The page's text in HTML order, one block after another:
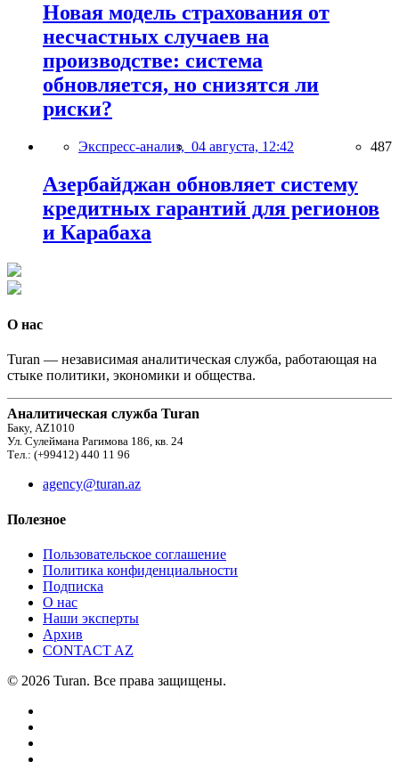
Новая модель страхования от
несчастных случаев на
производстве: система
обновляется, но снизятся ли
риски?
Экспресс-анализ, 04 августа, 12:42 487
Азербайджан обновляет систему
кредитных гарантий для регионов
и Карабаха
О нас
Turan — независимая аналитическая служба, работающая на
стыке политики, экономики и общества.
Аналитическая служба Turan
Баку, AZ1010
Ул. Сулеймана Рагимова 186, кв. 24
Тел.: (+99412) 440 11 96
agency@turan.az
Полезное
Пользовательское соглашение
Политика конфиденциальности
Подписка
О нас
Наши эксперты
Архив
CONTACT AZ
© 2026 Turan. Все права защищены.